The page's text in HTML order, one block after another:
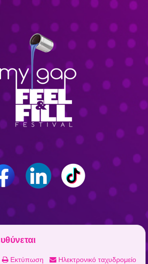
Επισκεπτών
Σχολών
Εκτύπωση Ηλεκτρονικό ταχυδρομείο